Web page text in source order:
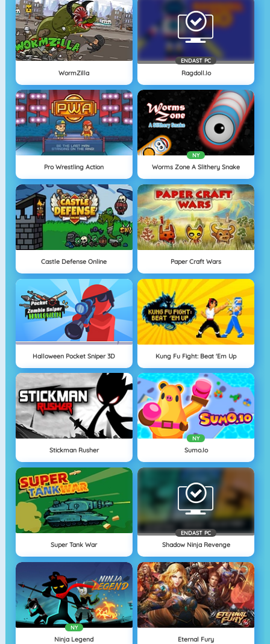
WormZilla
ENDAST PC
Ragdoll.io
Pro Wrestling Action
NY
Worms Zone A Slithery Snake
Castle Defense Online Paper Craft Wars
Halloween Pocket Sniper 3D Kung Fu Fight: Beat 'Em Up
Stickman Rusher
NY
Sumo.io
Super Tank War
ENDAST PC
Shadow Ninja Revenge
NY
Ninja Legend Eternal Fury